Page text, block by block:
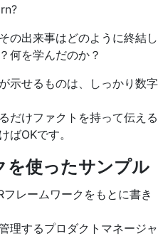
の出来事はどのように終結し
何を学んだのか？
示せるものは、しっかり数字
だけファクトを持って伝える
ばOKです。
を使ったサンプル
レームワークをもとに書き
理するプロダクトマネージャ